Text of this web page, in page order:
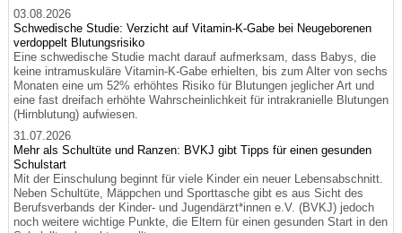
03.08.2026
Schwedische Studie: Verzicht auf Vitamin-K-Gabe bei Neugeborenen
verdoppelt Blutungsrisiko
Eine schwedische Studie macht darauf aufmerksam, dass Babys, die
keine intramuskuläre Vitamin-K-Gabe erhielten, bis zum Alter von sechs
Monaten eine um 52% erhöhtes Risiko für Blutungen jeglicher Art und
eine fast dreifach erhöhte Wahrscheinlichkeit für intrakranielle Blutungen
(Hirnblutung) aufwiesen.
31.07.2026
Mehr als Schultüte und Ranzen: BVKJ gibt Tipps für einen gesunden
Schulstart
Mit der Einschulung beginnt für viele Kinder ein neuer Lebensabschnitt.
Neben Schultüte, Mäppchen und Sporttasche gibt es aus Sicht des
Berufsverbands der Kinder- und Jugendärzt*innen e.V. (BVKJ) jedoch
noch weitere wichtige Punkte, die Eltern für einen gesunden Start in den